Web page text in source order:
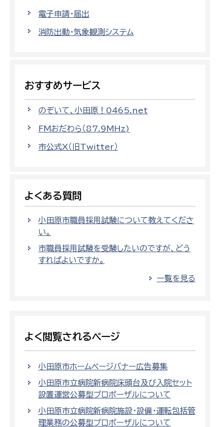
電子申請・届出
消防出動・気象観測システム
おすすめサービス
のぞいて、小田原！0465.net
FMおだわら（87.9MHz)
市公式X（旧Twitter）
よくある質問
小田原市職員採用試験について教えてくださ
い。
市職員採用試験を受験したいのですが、どう
すればよいですか。
一覧を見る
よく閲覧されるページ
小田原市ホームページバナー広告募集
小田原市立病院新病院床頭台及び入院セット
設置運営公募型プロポーザルについて
小田原市立病院新病院施設・設備・運転包括管
理業務の公募型プロポーザルについて